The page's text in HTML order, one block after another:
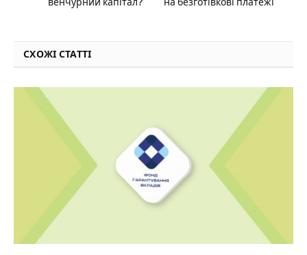
СХОЖІ СТАТТІ